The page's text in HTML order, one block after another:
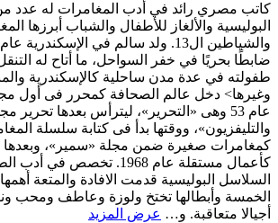
كاتب مصري رائد في أدب المغامرات له عدد
البوليسية والألغاز للأطفال والشباب أبرزها
ضابطًا بحريًا في خفر السواحل، ما أتاح له
طفولته في عدة مدن ساحلية كالإسكندرية
وغيرها> دخل عالم الصحافة كمحرر فى أول
عام 53 وهى «التحرير»، ليترأس بعدها تحرير
والتليفزيون»، ووقتها بدأ فى كتابة سلسلة
كمغامرات صغيرة ضمن مجلة «سمير»، وبعدها
كأعمال مستقلة عام 1968. تخصص
السلاسل البوليسية قدمت الافادة والمتعة
الخمسة وأبطالها تختخ ولوزة وعاطف ومحب
أجيالا متعاقبة. و… عرض المزيد